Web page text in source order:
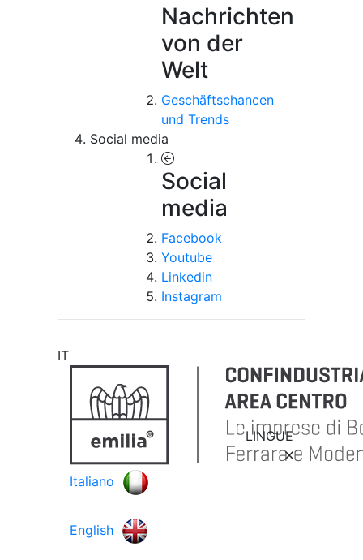
Nachrichten
von der
Welt
Geschäftschancen
und Trends
Social media
Social
media
Facebook
Youtube
Linkedin
Instagram
IT
LINGUE
Italiano
English